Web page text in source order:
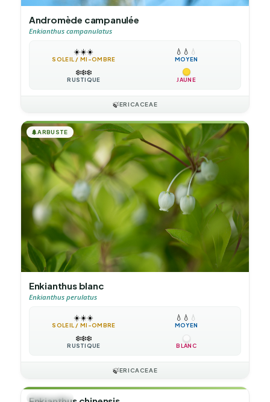
Andromède campanulée
Enkianthus campanulatus
☀️☀️☀️
SOLEIL / MI-OMBRE
💧 💧 💧
MOYEN
❄️❄️❄️
RUSTIQUE JAUNE
🍃ERICACEAE
🌲ARBUSTE
Enkianthus blanc
Enkianthus perulatus
☀️☀️☀️
SOLEIL / MI-OMBRE
💧 💧 💧
MOYEN
❄️❄️❄️
RUSTIQUE BLANC
🍃ERICACEAE
🌲ARBUSTE